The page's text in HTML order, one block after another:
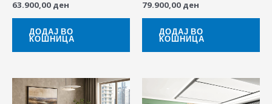
63.900,00 ден
ДОДАЈ ВО
КОШНИЦА
79.900,00 ден
ДОДАЈ ВО
КОШНИЦА